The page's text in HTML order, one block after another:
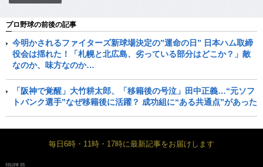
プロ野球の前後の記事
今明かされるファイターズ新球場決定の”運命の日” 日本ハム取締
役会は揺れた！「札幌と北広島、劣っている部分はどこか？」敵
なのか、味方なのか…
「阪神で覚醒」大竹耕太郎、「移籍後の号泣」田中正義…“元ソフ
トバンク選手”なぜ移籍後に活躍？ 成功組に“ある共通点”があった
毎日6時・11時・17時に最新記事をお届けします
FOLLOW US